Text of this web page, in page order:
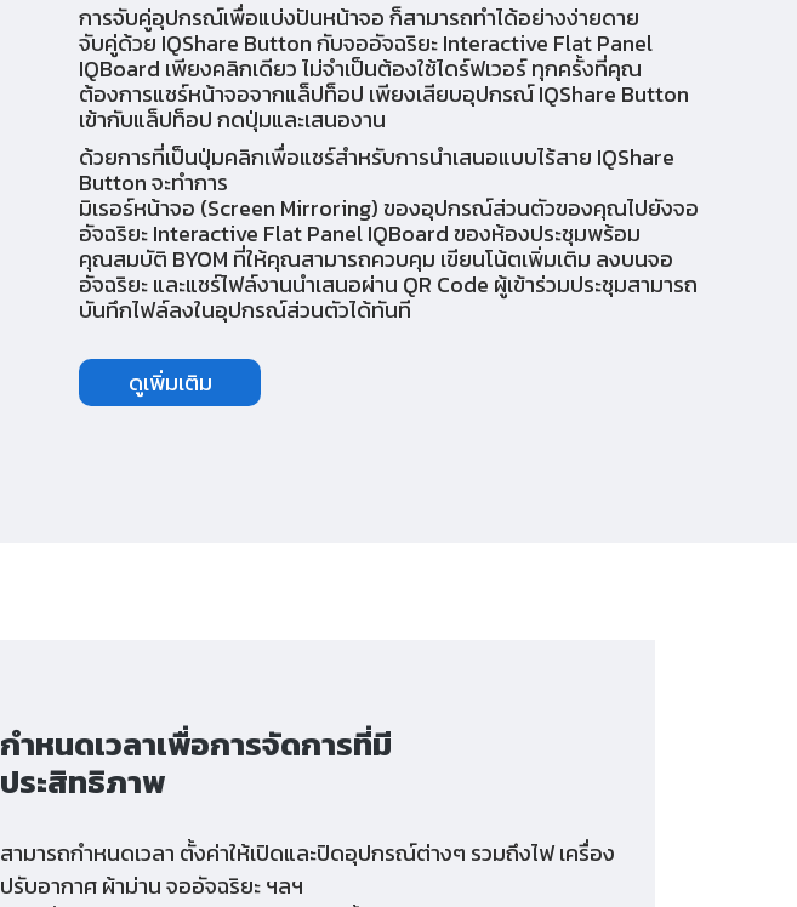
การจับคู่อุปกรณ์เพื่อแบ่งปันหน้าจอ ก็สามารถทำได้อย่างง่ายดาย
จับคู่ด้วย IQShare Button กับจออัจฉริยะ Interactive Flat Panel
IQBoard เพียงคลิกเดียว ไม่จำเป็นต้องใช้ไดร์ฟเวอร์ ทุกครั้งที่คุณ
ต้องการแชร์หน้าจอจากแล็ปท็อป เพียงเสียบอุปกรณ์ IQShare Button
เข้ากับแล็ปท็อป กดปุ่มและเสนองาน
ด้วยการที่เป็นปุ่มคลิกเพื่อแชร์สำหรับการนำเสนอแบบไร้สาย IQShare
Button จะทำการ
มิเรอร์หน้าจอ (Screen Mirroring) ของอุปกรณ์ส่วนตัวของคุณไปยังจอ
อัจฉริยะ Interactive Flat Panel IQBoard ของห้องประชุมพร้อม
คุณสมบัติ BYOM ที่ให้คุณสามารถควบคุม เขียนโน้ตเพิ่มเติม ลงบนจอ
อัจฉริยะ และแชร์ไฟล์งานนำเสนอผ่าน QR Code ผู้เข้าร่วมประชุมสามารถ
บันทึกไฟล์ลงในอุปกรณ์ส่วนตัวได้ทันที
ดูเพิ่มเติม
กำหนดเวลาเพื่อการจัดการที่มี
ประสิทธิภาพ
สามารถกำหนดเวลา ตั้งค่าให้เปิดและปิดอุปกรณ์ต่างๆ รวมถึงไฟ เครื่อง
ปรับอากาศ ผ้าม่าน จออัจฉริยะ ฯลฯ